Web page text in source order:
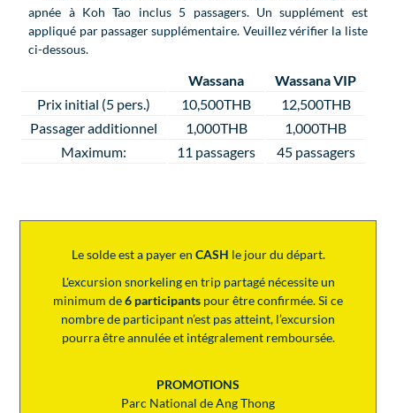
apnée à Koh Tao inclus 5 passagers. Un supplément est
appliqué par passager supplémentaire. Veuillez vérifier la liste
ci-dessous.
Wassana
Wassana VIP
Prix initial (5 pers.)
10,500THB
12,500THB
Passager additionnel
1,000THB
1,000THB
Maximum:
11 passagers 45 passagers
Le solde est a payer en CASH le jour du départ.
L'excursion snorkeling en trip partagé nécessite un
minimum de6 participants pour être confirmée. Si ce
nombre de participant n’est pas atteint, l’excursion
pourra être annulée et intégralement remboursée.
PROMOTIONS
Parc National de Ang Thong